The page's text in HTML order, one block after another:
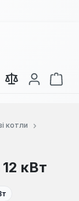
вас є 0 у списку
котли
кВт